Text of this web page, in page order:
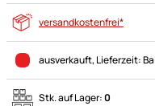
versandkostenfrei*
ausverkauft, Lieferzeit:
Stk. auf Lager:0